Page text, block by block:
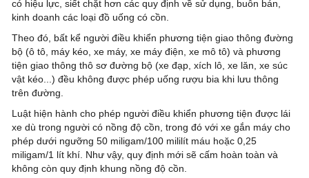
có hiệu lực, siết chặt hơn các quy định về sử dụng, buôn bán,
kinh doanh các loại đồ uống có cồn.
Theo đó, bất kể người điều khiển phương tiện giao thông đường
bộ (ô tô, máy kéo, xe máy, xe máy điện, xe mô tô) và phương
tiện giao thông thô sơ đường bộ (xe đạp, xích lô, xe lăn, xe súc
vật kéo...) đều không được phép uống rượu bia khi lưu thông
trên đường.
Luật hiện hành cho phép người điều khiển phương tiện được lái
xe dù trong người có nồng độ cồn, trong đó với xe gắn máy cho
phép dưới ngưỡng 50 miligam/100 mililít máu hoặc 0,25
miligam/1 lít khí. Như vậy, quy định mới sẽ cấm hoàn toàn và
không còn quy định khung nồng độ cồn.